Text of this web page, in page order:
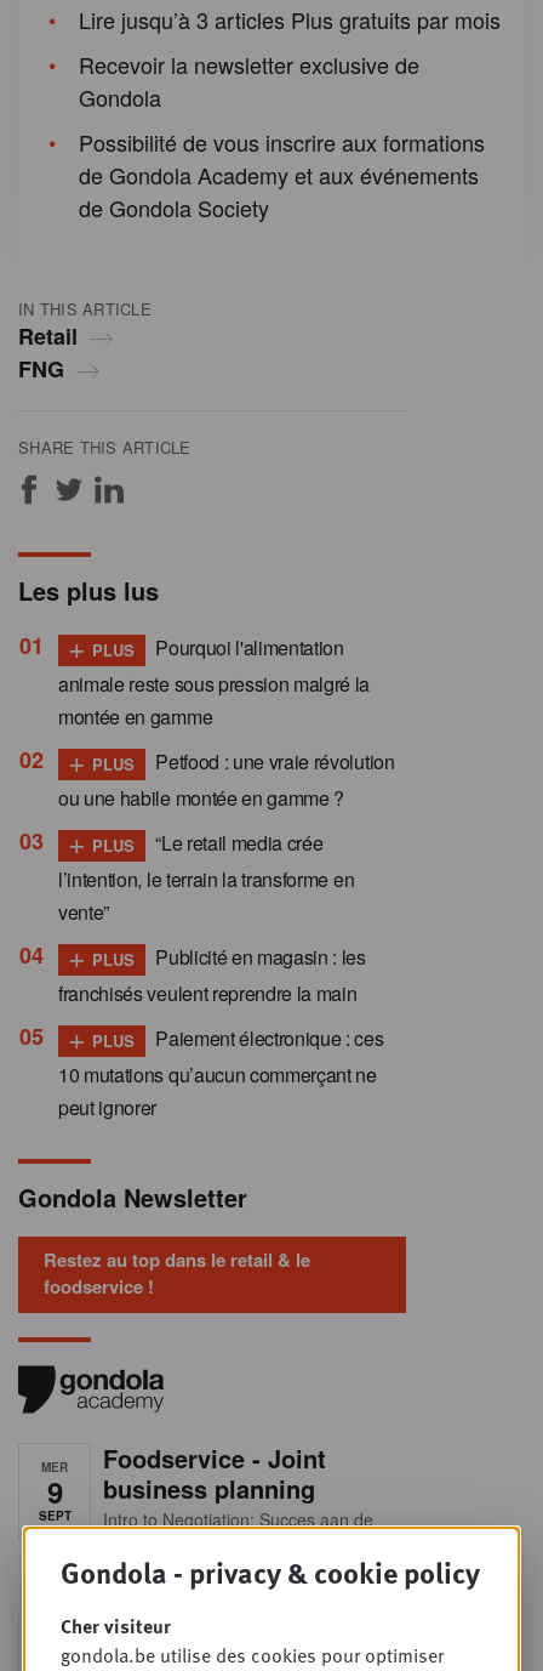
IN THIS ARTICLE
Retail
FNG
SHARE THIS ARTICLE
Lire jusqu’à 3 articles Plus gratuits par mois
Recevoir la newsletter exclusive de
Gondola
Possibilité de vous inscrire aux formations
de Gondola Academy et aux événements
de Gondola Society
Les plus lus
+ PLUS
Pourquoi l'alimentation
animale reste sous pression malgré la
montée en gamme
+ PLUS
Petfood : une vraie révolution
ou une habile montée en gamme ?
+ PLUS
“Le retail media crée
l’intention, le terrain la transforme en
vente”
+ PLUS
Publicité en magasin : les
franchisés veulent reprendre la main
+ PLUS
Paiement électronique : ces
10 mutations qu’aucun commerçant ne
peut ignorer
Gondola Newsletter
Restez au top dans le retail & le
foodservice !
MER
9
SEPT
Foodservice - Joint
business planning
Intro to Negotiation: Succes aan de
MAR
15
Into Retail - Sold out
Ne manquez pas cette occasion
Gondola - privacy & cookie policy
Cher visiteur
gondola.be utilise des cookies pour optimiser